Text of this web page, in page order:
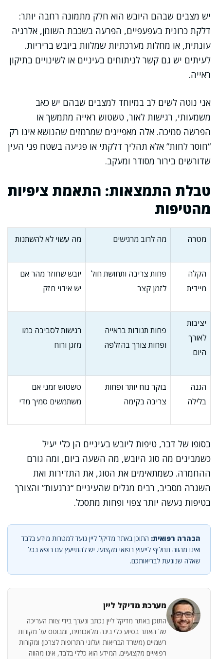
יש מצבים שבהם היובש הוא חלק מתמונה רחבה יותר:
דלקת כרונית בעפעפיים, הפרעה בשכבת השומן, אלרגיה
עונתית, או מחלות מערכתיות שמלוות ביובש בריריות.
לעיתים יש גם קשר לניתוחים בעיניים או לשינויים בתיקון
ראייה.
אני נוטה לשים לב במיוחד למצבים שבהם יש כאב
משמעותי, רגישות לאור, טשטוש ראייה מתמשך או
הפרשה סמיכה. אלה מאפיינים שמרמזים שהנושא אינו רק
“חוסר לחות” אלא תהליך דלקתי או פגיעה בשטח פני העין
שדורשים בירור מסודר ומעקב.
טבלת התמצאות: התאמת ציפיות
מהטיפות
מטרה מה לרוב מרגישים מה עשוי לא להשתנות
הקלה
מיידית
פחות צריבה ותחושת חול
לזמן קצר
יובש שחוזר מהר אם
יש אידוי חזק
יציבות
לאורך
היום
פחות תנודות בראייה
ופחות צורך בהזלפה
רגישות לסביבה כמו
מזגן ורוח
הגנה
בלילה
בוקר נוח יותר ופחות
צריבה בקימה
טשטוש זמני אם
משתמשים סמיך מדי
בסופו של דבר, טיפות ליובש בעיניים הן כלי יעיל
כשמבינים מה סוג היובש, מה השעה ביום, ומה גורם
ההחמרה. כשמתאימים את הסוג, את התדירות ואת
השגרה מסביב, רבים מגלים שהעיניים “נרגעות” והצורך
בטיפות נעשה יותר צפוי ופחות מתסכל.
הבהרה רפואית: התוכן באתר מדיקל ליין נועד למטרות מידע בלבד
ואינו מהווה תחליף לייעוץ רפואי מקצועי. יש להתייעץ עם רופא בכל
שאלה שנוגעת לבריאותכם.
מערכת מדיקל ליין
התוכן באתר מדיקל ליין נכתב ונערך בידי צוות העריכה
של האתר בסיוע כלי בינה מלאכותית, ומבוסס על מקורות
רשמיים (משרד הבריאות ועלוני התרופות לצרכן) ומקורות
רפואיים מקצועיים. המידע הוא כללי בלבד, אינו מהווה